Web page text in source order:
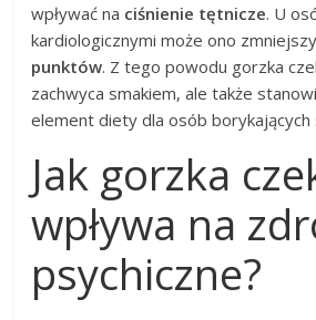
wpływać na ciśnienie tętnicze. U
kardiologicznymi może ono
punktów. Z tego powodu gorzka
zachwyca smakiem, ale także
element diety dla osób borykających
Jak gorzka
wpływa na
psychiczne?